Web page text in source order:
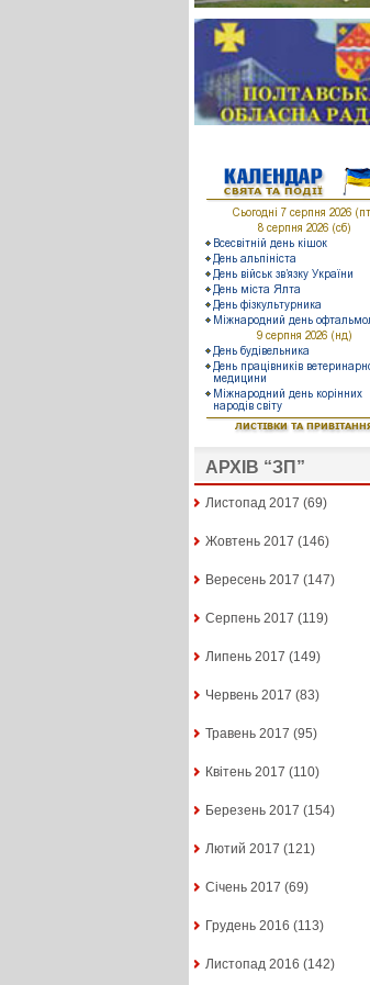
АРХІВ “ЗП”
Листопад 2017 (69)
Жовтень 2017 (146)
Вересень 2017 (147)
Серпень 2017 (119)
Липень 2017 (149)
Червень 2017 (83)
Травень 2017 (95)
Квітень 2017 (110)
Березень 2017 (154)
Лютий 2017 (121)
Січень 2017 (69)
Грудень 2016 (113)
Листопад 2016 (142)